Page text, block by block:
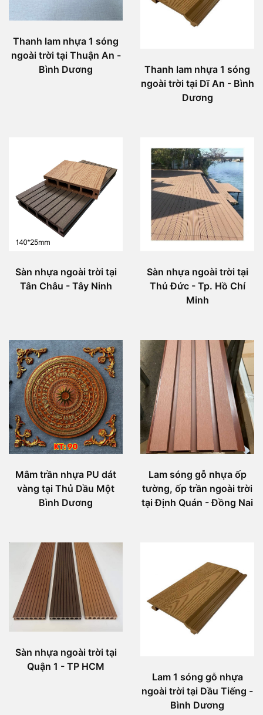
Thanh lam nhựa 1 sóng
ngoài trời tại Thuận An -
Bình Dương
Thanh lam nhựa 1 sóng
ngoài trời tại Dĩ An - Bình
Dương
Sàn nhựa ngoài trời tại
Tân Châu - Tây Ninh
Sàn nhựa ngoài trời tại
Thủ Đức - Tp. Hồ Chí
Minh
Mâm trần nhựa PU dát
vàng tại Thủ Dầu Một
Bình Dương
Lam sóng gỗ nhựa ốp
tường, ốp trần ngoài trời
tại Định Quán - Đồng Nai
Sàn nhựa ngoài trời tại
Quận 1 - TP HCM
Lam 1 sóng gỗ nhựa
ngoài trời tại Dầu Tiếng -
Bình Dương